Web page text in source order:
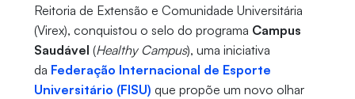
Reitoria de Extensão e Comunidade Universitária
(Virex), conquistou o selo do programa Campus
Saudável (Healthy Campus), uma iniciativa
da Federação Internacional de Esporte
Universitário (FISU) que propõe um novo olhar